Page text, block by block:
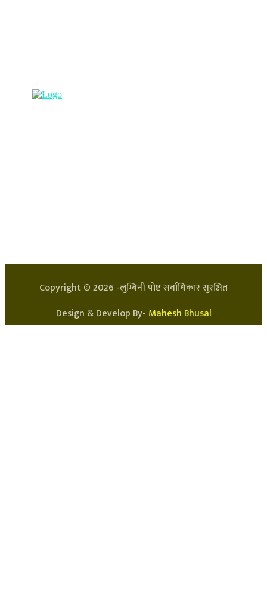
Copyright ©2026 -लुम्बिनी पोष्ट सर्वाधिकार सुरक्षित
Design & Develop By-Mahesh Bhusal